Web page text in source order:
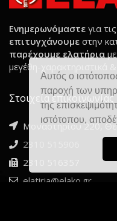
Αυτός ο
παροχή των
της
ιστότοπου,
Ενημερωνόμαστε για
επιτυγχάνουμε στην
παρέχουμε ελατήρια
μεγέθη-χαρακτηριστικά &
Στοιχεία επικοινωνίας
Μοναστηρίου 220,
2310 515906
2310 516357
elatiria@elako.gr